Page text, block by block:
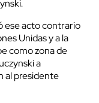
ese acto contrario
Unidas y a la
como zona de
a
al presidente